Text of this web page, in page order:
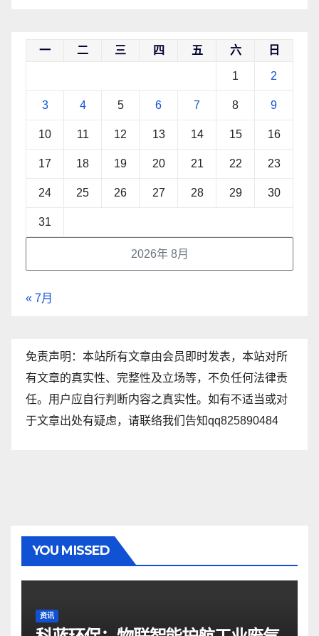
2026年 8月
一 二 三 四 五 六 日
1 2
3 4 5 6 7 8 9
10 11 12 13 14 15 16
17 18 19 20 21 22 23
24 25 26 27 28 29 30
31
« 7月
免责声明：本站所有文章由会员即时发表，本站对所
有文章的真实性、完整性及立场等，不负任何法律责
任。用户应自行判断内容之真实性。如有不适当或对
于文章出处有疑虑，请联络我们告知qq825890484
YOU MISSED
资讯